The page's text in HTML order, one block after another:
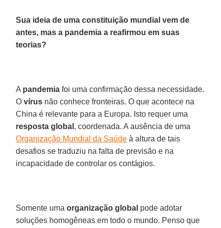
Sua ideia de uma constituição mundial vem de
antes, mas a pandemia a reafirmou em suas
teorias?
A pandemia foi uma confirmação dessa necessidade.
Ovírus não conhece fronteiras. O que acontece na
China é relevante para a Europa. Isto requer uma
resposta global , coordenada. A ausência de uma
Organização Mundial da Saúde à altura de tais
desafios se traduziu na falta de previsão e na
incapacidade de controlar os contágios.
Somente umaorganização global pode adotar
soluções homogêneas em todo o mundo. Penso que